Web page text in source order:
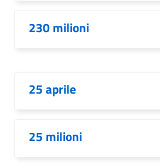
230 milioni
25 aprile
25 milioni